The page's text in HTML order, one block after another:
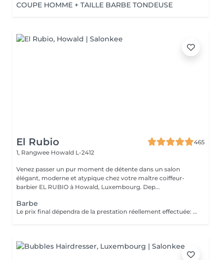
COUPE HOMME + TAILLE BARBE TONDEUSE
El Rubio
465
1, Rangwee Howald L-2412
Venez passer un pur moment de détente dans un salon
élégant, moderne et atypique chez votre maître coiffeur-
barbier EL RUBIO à Howald, Luxembourg. Dep...
Barbe
Le prix final dépendra de la prestation réellement effectuée: Taille barbe : 26 EUR Taille barbe avec rasage contours : 32.5 EUR Rasage complet avec soins : 32.5 EUR